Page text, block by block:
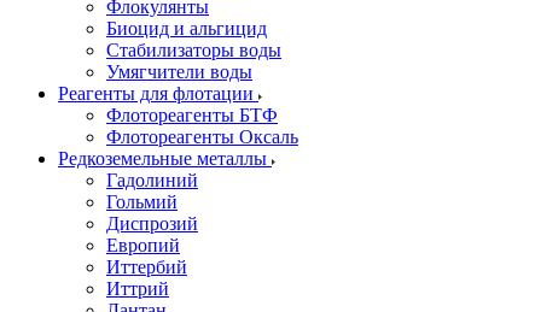
Флокулянты
Биоцид и альгицид
Стабилизаторы воды
Умягчители воды
Реагенты для флотации
Флотореагенты БТФ
Флотореагенты Оксаль
Редкоземельные металлы
Гадолиний
Гольмий
Диспрозий
Европий
Иттербий
Иттрий